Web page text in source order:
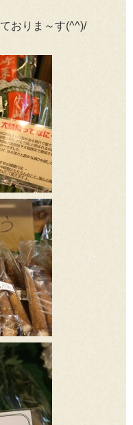
おりま～す(^^)/